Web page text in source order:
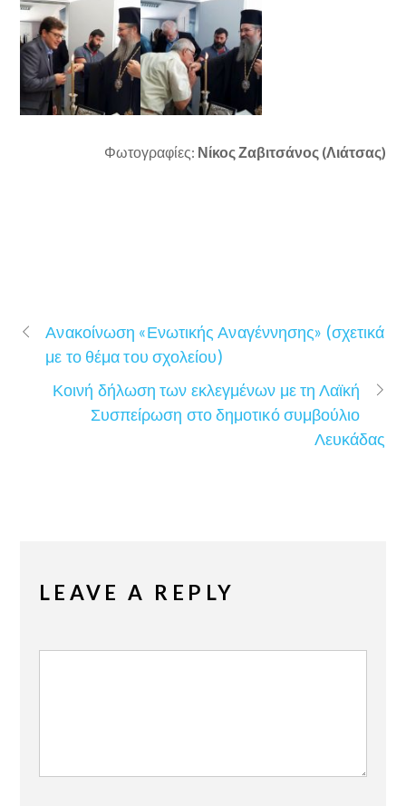
Φωτογραφίες: Νίκος Ζαβιτσάνος (Λιάτσας)
Ανακοίνωση «Ενωτικής Αναγέννησης» (σχετικά
με το θέμα του σχολείου)
Κοινή δήλωση των εκλεγμένων με τη Λαϊκή
Συσπείρωση στο δημοτικό συμβούλιο
Λευκάδας
LEAVE A REPLY